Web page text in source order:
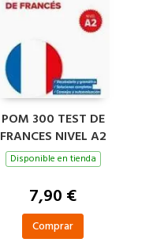
POM 300 TEST DE
FRANCES NIVEL A2
Disponible en tienda
7,90 €
Comprar